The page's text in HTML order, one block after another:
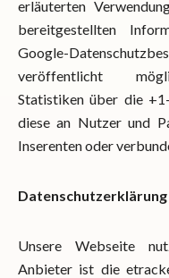
erläuterten
bereitgestellten
Google-
veröffentlicht
Statistiken über die
diese an Nutzer und
Inserenten oder
Unsere Webseite
Anbieter ist die